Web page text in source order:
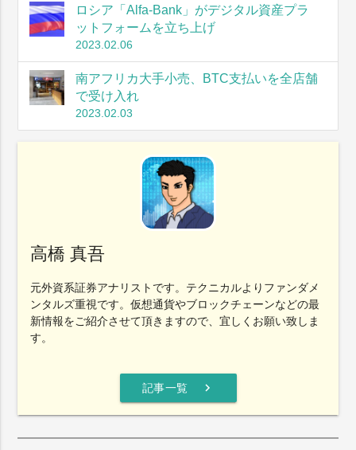
ロシア「Alfa-Bank」がデジタル資産プラ
ットフォームを立ち上げ
2023.02.06
南アフリカ大手小売、BTC支払いを全店舗
で受け入れ
2023.02.03
高橋 真吾
元外資系証券アナリストです。テクニカルよりファンダメ
ンタルズ重視です。仮想通貨やブロックチェーンなどの最
新情報をご紹介させて頂きますので、宜しくお願い致しま
す。
記事一覧 chevron_right